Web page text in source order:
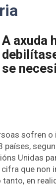
A axuda
se
sofren o
países,
Unidas
que non
tanto, en